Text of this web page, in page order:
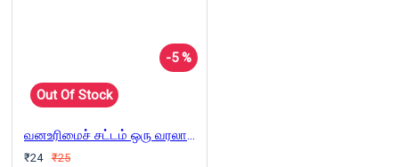
-5 %
Out Of Stock
வனஉரிமைச் சட்டம் ஒரு வரலாற்று திருப்புமுனை
₹24 ₹25